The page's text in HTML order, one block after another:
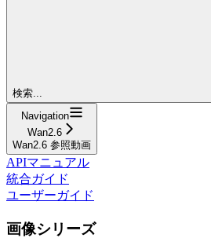
検索...
Navigation
Wan2.6
Wan2.6 参照動画
APIマニュアル
統合ガイド
ユーザーガイド
画像シリーズ